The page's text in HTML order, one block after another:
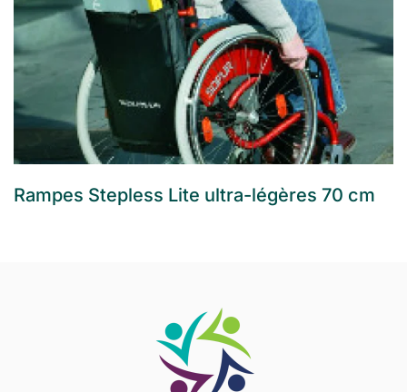
Rampes Stepless Lite ultra-légères 70 cm